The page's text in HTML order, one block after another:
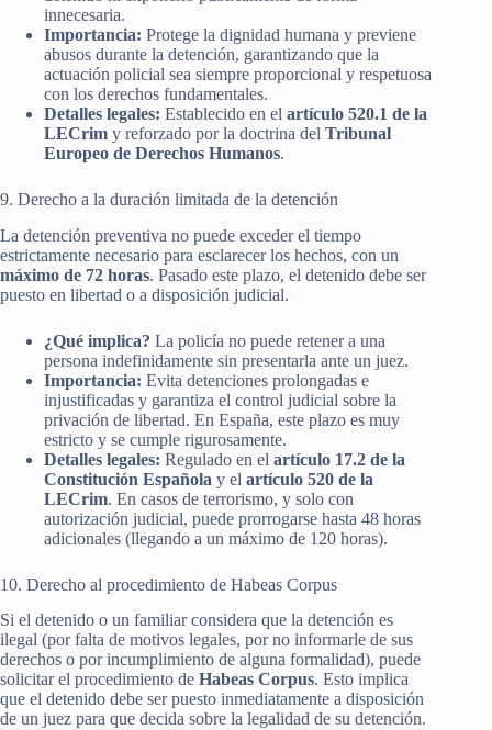
innecesaria.
Importancia: Protege la dignidad humana y previene
abusos durante la detención, garantizando que la
actuación policial sea siempre proporcional y respetuosa
con los derechos fundamentales.
Detalles legales: Establecido en el artículo 520.1 de la
LECrim y reforzado por la doctrina del Tribunal
Europeo de Derechos Humanos.
9. Derecho a la duración limitada de la detención
La detención preventiva no puede exceder el tiempo
estrictamente necesario para esclarecer los hechos, con un
máximo de 72 horas. Pasado este plazo, el detenido debe ser
puesto en libertad o a disposición judicial.
¿Qué implica? La policía no puede retener a una
persona indefinidamente sin presentarla ante un juez.
Importancia: Evita detenciones prolongadas e
injustificadas y garantiza el control judicial sobre la
privación de libertad. En España, este plazo es muy
estricto y se cumple rigurosamente.
Detalles legales: Regulado en el artículo 17.2 de la
Constitución Española y el artículo 520 de la
LECrim. En casos de terrorismo, y solo con
autorización judicial, puede prorrogarse hasta 48 horas
adicionales (llegando a un máximo de 120 horas).
10. Derecho al procedimiento de Habeas Corpus
Si el detenido o un familiar considera que la detención es
ilegal (por falta de motivos legales, por no informarle de sus
derechos o por incumplimiento de alguna formalidad), puede
solicitar el procedimiento de Habeas Corpus. Esto implica
que el detenido debe ser puesto inmediatamente a disposición
de un juez para que decida sobre la legalidad de su detención.